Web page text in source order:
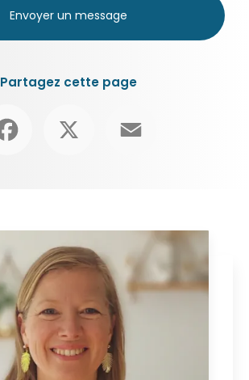
Envoyer un message
Partagez cette page